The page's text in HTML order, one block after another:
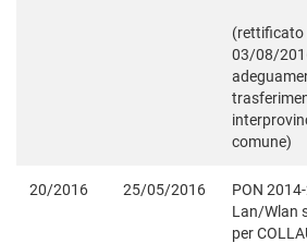
(rettificato
03/08/
comune)
20/2016 25/05/2016
PON
Lan/Wlan
per